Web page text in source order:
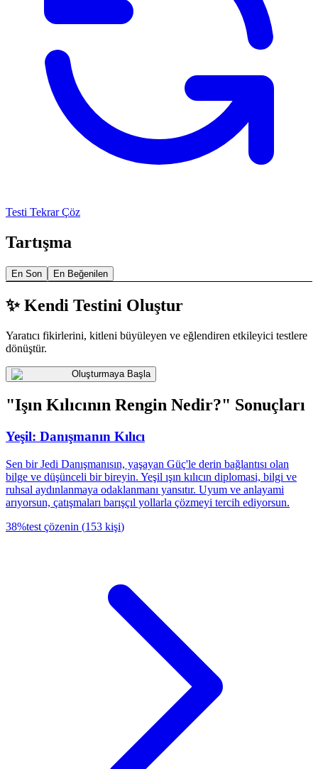
Testi Tekrar Çöz
Tartışma
En Son En Beğenilen
✨ Kendi Testini Oluştur
Yaratıcı fikirlerini, kitleni büyüleyen ve eğlendiren etkileyici testlere
dönüştür.
Oluşturmaya Başla
"Işın Kılıcının Rengin Nedir?" Sonuçları
Yeşil: Danışmanın Kılıcı
Sen bir Jedi Danışmanısın, yaşayan Güç'le derin bağlantısı olan
bilge ve düşünceli bir bireyin. Yeşil ışın kılıcın diplomasi, bilgi ve
ruhsal aydınlanmaya odaklanmanı yansıtır. Uyum ve anlayami
arıyorsun, çatışmaları barışçıl yollarla çözmeyi tercih ediyorsun.
38%test çözenin (153 kişi)